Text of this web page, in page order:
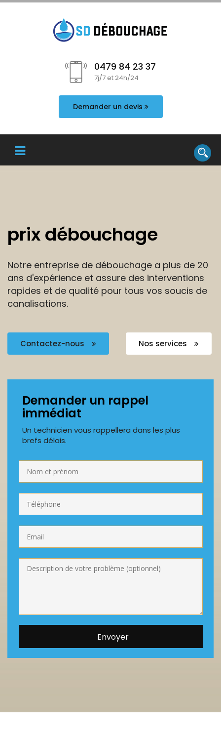
0479 84 23 37
7j/7 et 24h/24
Demander un devis
prix débouchage
Notre entreprise de débouchage a plus de 20
ans d'expérience et assure des interventions
rapides et de qualité pour tous vos soucis de
canalisations.
Contactez-nous Nos services
Demander un rappel
immédiat
Un technicien vous rappellera dans les plus
brefs délais.